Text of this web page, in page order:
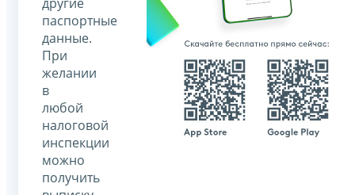
паспортные
данные.
При
желании
в
любой
налоговой
инспекции
можно
получить